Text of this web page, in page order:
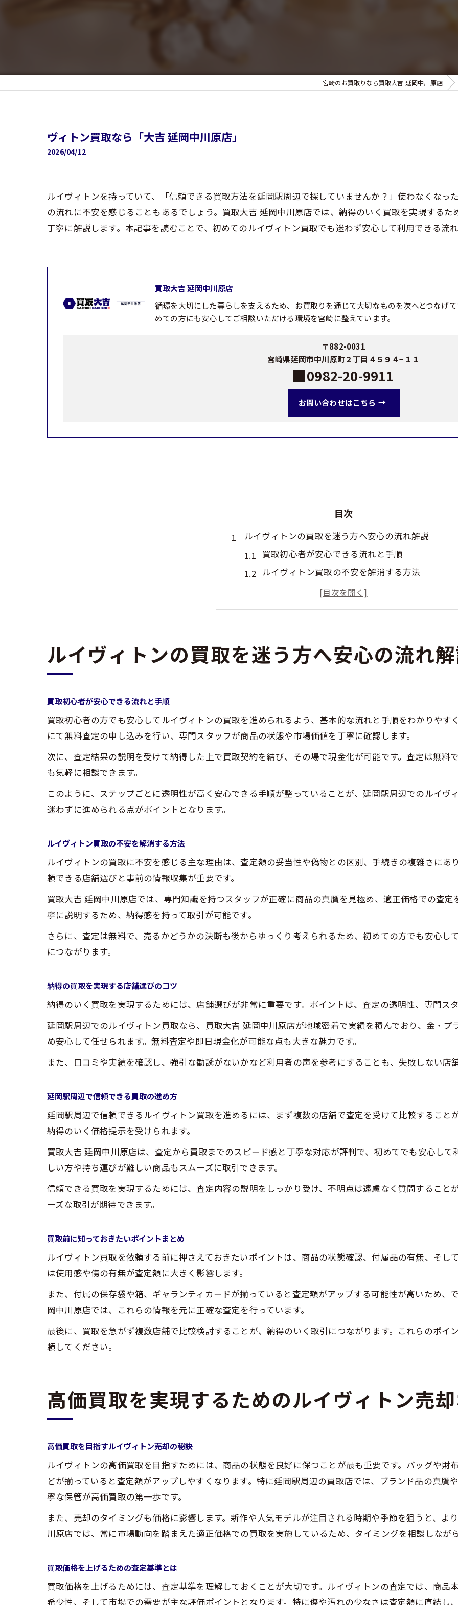
宮崎のお買取りなら買取大吉 延岡中川原店
ヴィトン買取なら「大吉 延岡中川原店」
2026/04/12
ルイヴィトンを持っていて、「信頼できる買取方法を延岡駅周辺で探していませんか？」使わなくなっ
の流れに不安を感じることもあるでしょう。買取大吉 延岡中川原店では、納得のいく買取を実現する
丁寧に解説します。本記事を読むことで、初めてのルイヴィトン買取でも迷わず安心して利用できる流
買取大吉 延岡中川原店
循環を大切にした暮らしを支えるため、お買取りを通じて大切なものを次へとつなげ
めての方にも安心してご相談いただける環境を宮崎に整えています。
〒882-0031
宮崎県延岡市中川原町２丁目４５９４−１１
0982-20-9911
お問い合わせはこちら
目次
ルイヴィトンの買取を迷う方へ安心の流れ解説
買取初心者が安心できる流れと手順
ルイヴィトン買取の不安を解消する方法
納得の買取を実現する店舗選びのコツ
延岡駅周辺で信頼できる買取の進め方
高価買取を実現するためのルイヴィトン売却ポイント
高価買取を目指すルイヴィトン売却の秘訣
買取店選びで重要な高評価の見極め方
買取時に役立つ準備とポイントを紹介
初めてでも安心買取を叶えるために知るべきこと
ルイヴィトン買取の流れをわかりやすく解説
評判で選ぶルイヴィトン買取の安心理由とは
信頼される買取サービスの理由と特徴
実際に利用した方の買取体験談を紹介
買取をスムーズに進めるための工夫
出張買取で自宅でも手間なく売却可能
店舗買取のメリットと利用ポイント
買取手続きが簡単なサービスの選び方
身近な買取サービスの利用手順を解説
安心して相談できる買取スタッフの特徴
日向市出張買取も選べる便利なサービス
ルイヴィトンの買取を迷う方へ安心の流れ
買取初心者が安心できる流れと手順
買取初心者の方でも安心してルイヴィトンの買取を進められるよう、基本的な流れと手順をわかりやす
にて無料査定の申し込みを行い、専門スタッフが商品の状態や市場価値を丁寧に確認します。
次に、査定結果の説明を受けて納得した上で買取契約を結び、その場で現金化が可能です。査定は無料
も気軽に相談できます。
このように、ステップごとに透明性が高く安心できる手順が整っていることが、延岡駅周辺でのルイヴ
迷わずに進められる点がポイントとなります。
ルイヴィトン買取の不安を解消する方法
ルイヴィトンの買取に不安を感じる主な理由は、査定額の妥当性や偽物との区別、手続きの複雑さにあ
頼できる店舗選びと事前の情報収集が重要です。
買取大吉 延岡中川原店では、専門知識を持つスタッフが正確に商品の真贋を見極め、適正価格での査
寧に説明するため、納得感を持って取引が可能です。
さらに、査定は無料で、売るかどうかの決断も後からゆっくり考えられるため、初めての方でも安心し
につながります。
納得の買取を実現する店舗選びのコツ
納得のいく買取を実現するためには、店舗選びが非常に重要です。ポイントは、査定の透明性、専門ス
延岡駅周辺でのルイヴィトン買取なら、買取大吉 延岡中川原店が地域密着で実績を積んでおり、金・
め安心して任せられます。無料査定や即日現金化が可能な点も大きな魅力です。
また、口コミや実績を確認し、強引な勧誘がないかなど利用者の声を参考にすることも、失敗しない店
延岡駅周辺で信頼できる買取の進め方
延岡駅周辺で信頼できるルイヴィトン買取を進めるには、まず複数の店舗で査定を受けて比較すること
納得のいく価格提示を受けられます。
買取大吉 延岡中川原店は、査定から買取までのスピード感と丁寧な対応が評判で、初めてでも安心し
しい方や持ち運びが難しい商品もスムーズに取引できます。
信頼できる買取を実現するためには、査定内容の説明をしっかり受け、不明点は遠慮なく質問すること
ーズな取引が期待できます。
買取前に知っておきたいポイントまとめ
ルイヴィトン買取を依頼する前に押さえておきたいポイントは、商品の状態確認、付属品の有無、そし
は使用感や傷の有無が査定額に大きく影響します。
また、付属の保存袋や箱、ギャランティカードが揃っていると査定額がアップする可能性が高いため、
岡中川原店では、これらの情報を元に正確な査定を行っています。
最後に、買取を急がず複数店舗で比較検討することが、納得のいく取引につながります。これらのポイ
頼してください。
高価買取を実現するためのルイヴィトン売
高価買取を目指すルイヴィトン売却の秘訣
ルイヴィトンの高価買取を目指すためには、商品の状態を良好に保つことが最も重要です。バッグや財
どが揃っていると査定額がアップしやすくなります。特に延岡駅周辺の買取店では、ブランド品の真贋
寧な保管が高価買取の第一歩です。
また、売却のタイミングも価格に影響します。新作や人気モデルが注目される時期や季節を狙うと、よ
川原店では、常に市場動向を踏まえた適正価格での買取を実施しているため、タイミングを相談しなが
買取価格を上げるための査定基準とは
買取価格を上げるためには、査定基準を理解しておくことが大切です。ルイヴィトンの査定では、商品
希少性、そして市場での需要が主な評価ポイントとなります。特に傷や汚れの少なさは査定額に直結し
お問い合わせはこちら
お問い合わせはこちら